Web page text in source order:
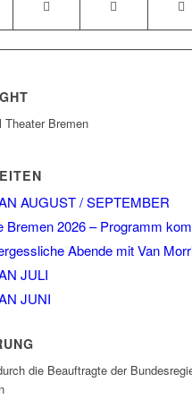
Bremen
AUGUST / SEPTEMBER
Bremen 2026 – Programm
Abende mit Van
JULI
JUNI
die Beauftragte der